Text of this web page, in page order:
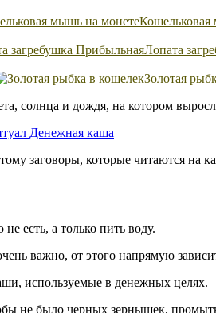
Кошельковая
Лопата
Золотая
солнца и дождя, на котором
Денежная каша
заговоры, которые читаются на
есть, а только пить воду.
важно, от этого напрямую
используемые в денежных целях.
не было черных зернышек,